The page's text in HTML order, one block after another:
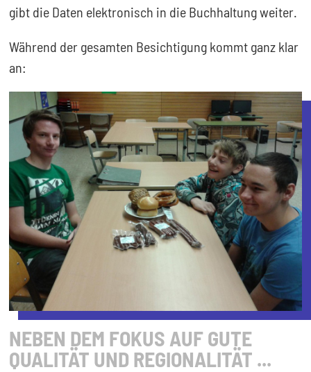
gibt die Daten elektronisch in die Buchhaltung weiter.
Während der gesamten Besichtigung kommt ganz klar
an:
NEBEN DEM FOKUS AUF GUTE
QUALITÄT UND REGIONALITÄT ...